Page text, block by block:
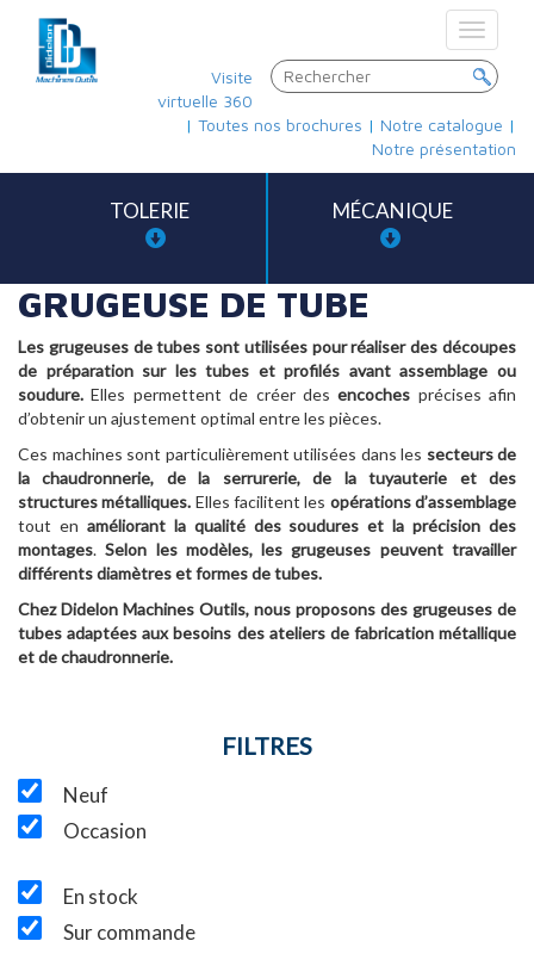
Toggle
Visite
virtuelle 360
| Toutes nos brochures | Notre catalogue |
Notre présentation
TOLERIE MÉCANIQUE
GRUGEUSE DE TUBE
Les grugeuses de tubes sont utilisées pour réaliser des découpes
de préparation sur les tubes et profilés avant assemblage ou
soudure. Elles permettent de créer desencoches précises afin
d’obtenir un ajustement optimal entre les pièces.
Ces machines sont particulièrement utilisées dans les secteurs de
la chaudronnerie, de la serrurerie, de la tuyauterie et des
structures métalliques. Elles facilitent les opérations d’assemblage
tout en améliorant la qualité des soudures et la précision des
montages.Selon les modèles, les grugeuses peuvent travailler
différents diamètres et formes de tubes.
Chez Didelon Machines Outils, nous proposons des grugeuses de
tubes adaptées aux besoins des ateliers de fabrication métallique
et de chaudronnerie.
FILTRES
Neuf
Occasion
En stock
Sur commande